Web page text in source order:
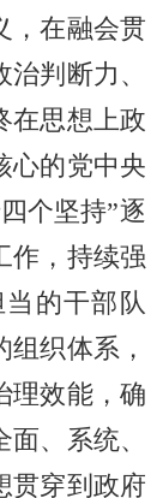
，在融会贯
判断力、
在思想上政
心的党中央
个坚持”逐
作，持续强
的干部队
织体系，
理效能，确
、系统、
贯穿到政府